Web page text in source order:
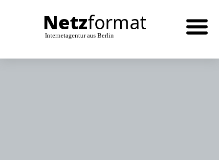
Netzformat
Internetagentur aus Berlin